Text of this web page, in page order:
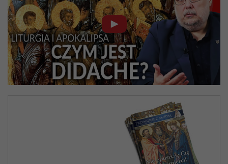
nawet samo doświadczenie życia, z którego widać, że
właśnie w młodzieży występki przeciw obyczajności nie
są tyle następstwem braku znajomości rzeczy, ile przede
wszystkim słabości woli wystawionej na
niebezpieczeństwa i niewspieranej środkami łaski.
W tej tak bardzo delikatnej materii, jeżeli, zważywszy
wszystkie okoliczności, jakieś pouczenie indywidualne w
wychowawcze posłannictwo i łaskę stanu, okazałoby się
konieczne, należy zachować wszelką ostrożność, dobrze
znaną tradycyjnemu chrześcijańskiemu wychowaniu.
Źródło: www.ekai.pl/dokumenty/encyklika-divini-illius-
magistri/. Tytuł pochodzi od Redakcji.